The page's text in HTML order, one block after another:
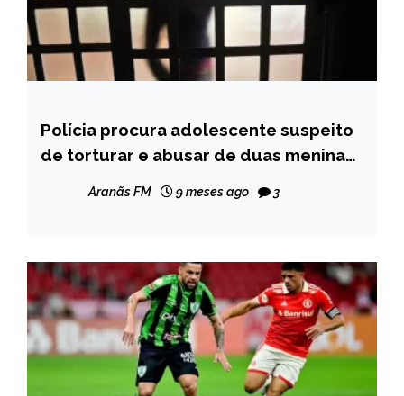
MINAS
GERAIS
NOTÍCIAS
Polícia procura adolescente suspeito
de torturar e abusar de duas meninas
Aranãs FM 9 meses ago 3